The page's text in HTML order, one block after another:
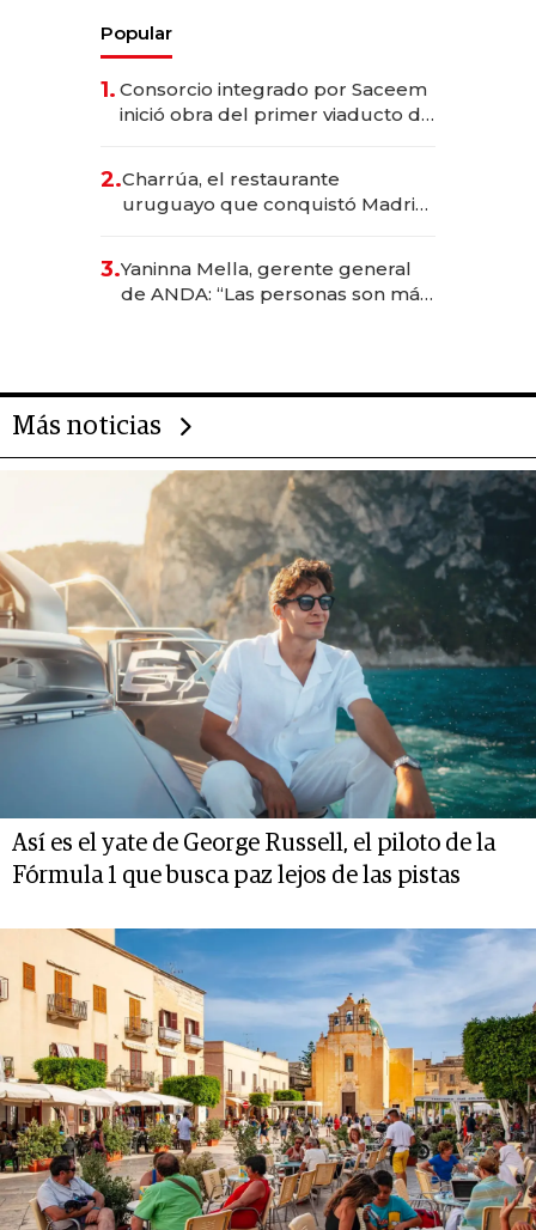
Popular
1. Consorcio integrado por Saceem
inició obra del primer viaducto de
millones
2.Charrúa, el restaurante
uruguayo que conquistó Madrid:
anticipación y prepara apertura
3.Yaninna Mella, gerente general
de ANDA: “Las personas son más
Más noticias
Así es el yate de George Russell, el piloto de la
Fórmula 1 que busca paz lejos de las pistas